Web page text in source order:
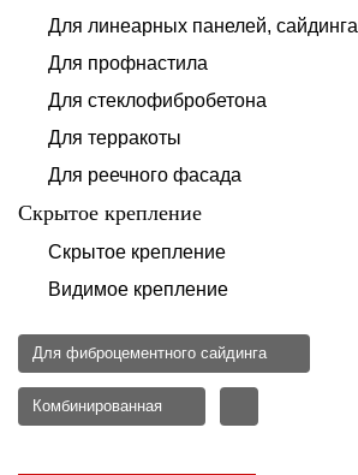
Для линеарных панелей, сайдинга
Для профнастила
Для стеклофибробетона
Для терракоты
Для реечного фасада
Скрытое крепление
Скрытое крепление
Видимое крепление
Для фиброцементного сайдинга
Комбинированная